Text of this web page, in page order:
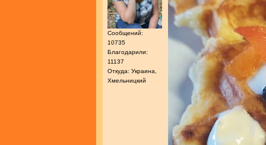
Сообщений:
10735
Благодарили:
11137
Откуда: Украина,
Хмельницкий